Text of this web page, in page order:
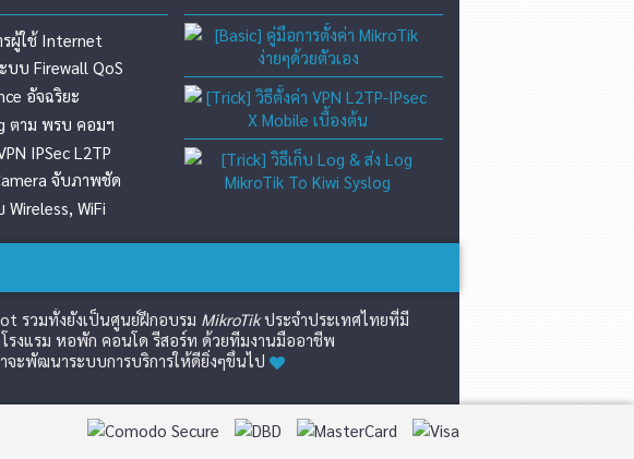
ผู้ใช้ Internet
บบ Firewall QoS
อัจฉริยะ
ตาม พรบ คอมฯ
IPSec L2TP
จับภาพชัด
WiFi
รวมทั้งยังเป็นศูนย์ฝึกอบรม MikroTikประจำประเทศไทยที่มี
รงแรม หอพัก คอนโด รีสอร์ท ด้วยทีมงานมืออาชีพ
จะพัฒนาระบบการบริการให้ดียิ่งๆขึ้นไป